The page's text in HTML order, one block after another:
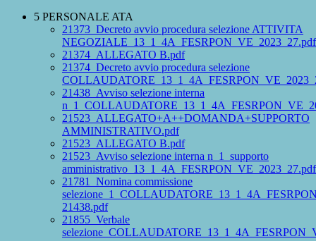
5 PERSONALE ATA
21373_Decreto avvio procedura selezione ATTIVITA
NEGOZIALE_13_1_4A_FESRPON_VE_2023_27.pdf
21374_ALLEGATO B.pdf
21374_Decreto avvio procedura selezione
21438_Avviso selezione interna
21523_ALLEGATO+A++DOMANDA+SUPPORTO
AMMINISTRATIVO.pdf
21523_ALLEGATO B.pdf
21523_Avviso selezione interna n_1_supporto
amministrativo_13_1_4A_FESRPON_VE_2023_27.pdf
21781_Nomina commissione
21438.pdf
21855_Verbale